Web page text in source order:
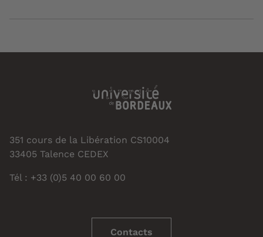
351 cours de la Libération CS10004
33405 Talence CEDEX
Tél : +33 (0)5 40 00 60 00
Contacts